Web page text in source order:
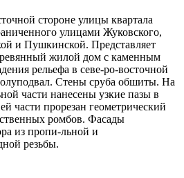
стороне улицы квартала
улицами Жуковского,
и Пушкинской. Представляет
жилой дом с каменным
рельефа в севе-ро-восточной
Стены сруба обшиты. На
части нанесены узкие пазы в
части прорезан геометрический
ромбов. Фасады
из пропи-льной и
резьбы.